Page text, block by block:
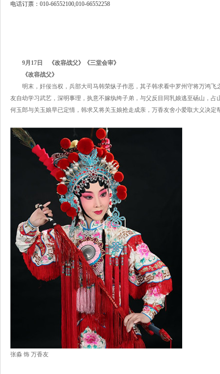
电话订票：010-66552100,010-66552258
9月17日 《改容战父》《三堂会审》
《改容战父》
明末，奸佞当权，兵部大司马韩荣纵子作恶，其子韩求看中罗州守将万鸿
友自幼学习武艺，深明事理，执意不嫁纨绔子弟，与父反目同乳娘逃至砀山，
何玉郎与关玉娘早已定情，韩求又将关玉娘抢走成亲，万香友舍小爱取大义决定
张淼 饰 万香友